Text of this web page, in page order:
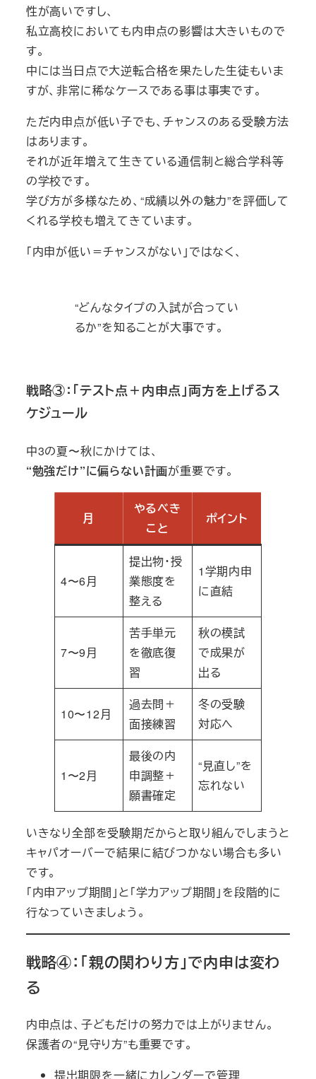
性が高いですし、
私立高校においても内申点の影響は大きいもので
す。
中には当日点で大逆転合格を果たした生徒もいま
すが、非常に稀なケースである事は事実です。
ただ内申点が低い子でも、チャンスのある受験方法
はあります。
それが近年増えて生きている通信制と総合学科等
の学校です。
学び方が多様なため、“成績以外の魅力”を評価して
くれる学校も増えてきています。
「内申が低い＝チャンスがない」ではなく、
“どんなタイプの入試が合ってい
るか”を知ることが大事です。
戦略③：「テスト点＋内申点」両方を上げるス
ケジュール
中3の夏〜秋にかけては、
“勉強だけ”に偏らない計画が重要です。
月
やるべき
こと
ポイント
4〜6月
提出物・授
業態度を
整える
1学期内申
に直結
7〜9月
苦手単元
を徹底復
習
秋の模試
で成果が
出る
10〜12月
過去問＋
面接練習
冬の受験
対応へ
1〜2月
最後の内
申調整＋
願書確定
“見直し”を
忘れない
いきなり全部を受験期だからと取り組んでしまうと
キャパオーバーで結果に結びつかない場合も多い
です。
「内申アップ期間」と「学力アップ期間」を段階的に
行なっていきましょう。
戦略④：「親の関わり方」で内申は変わ
る
内申点は、子どもだけの努力では上がりません。
保護者の“見守り方”も重要です。
提出期限を一緒にカレンダーで管理